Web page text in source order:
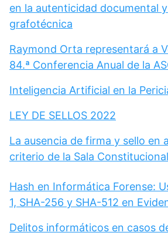
en la autenticidad documental
grafotécnica
Raymond Orta representará a
84.ª Conferencia Anual de la
Inteligencia Artificial en la
LEY DE SELLOS 2022
La ausencia de firma y sello en
criterio de la Sala Constitucional
Hash en Informática Forense:
1, SHA-256 y SHA-512 en
Delitos informáticos en casos